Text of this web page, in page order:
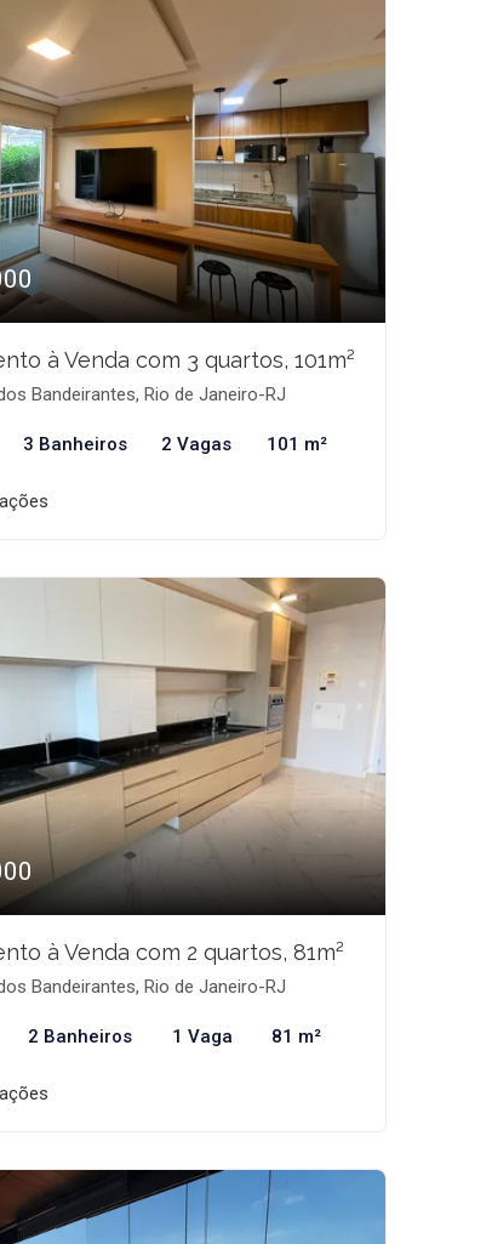
à Venda com 3 quartos, 101m²
Bandeirantes, Rio de Janeiro-RJ
3 Banheiros 2 Vagas 101 m²
à Venda com 2 quartos, 81m²
Bandeirantes, Rio de Janeiro-RJ
2 Banheiros 1 Vaga 81 m²